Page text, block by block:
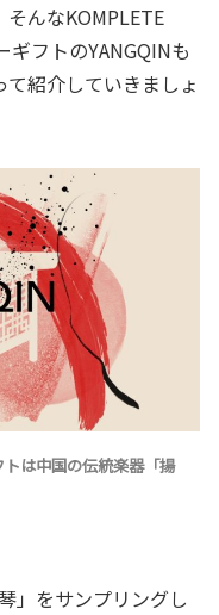
んなKOMPLETE
ギフトのYANGQINも
紹介していきましょ
は中国の伝統楽器「揚
」をサンプリングし